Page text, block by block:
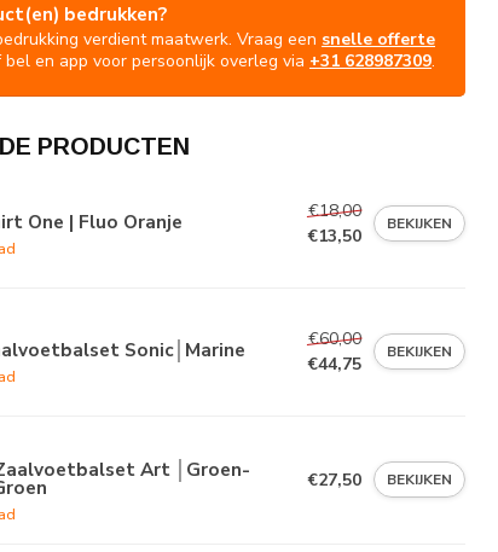
bedrukken?
verdient maatwerk. Vraag een snelle offerte
bel en app voor persoonlijk overleg via +31 628987309.
PRODUCTEN
One | Fluo Oranje
€18,00
€13,50
BEKIJKEN
Sonic│Marine
€60,00
€44,75
BEKIJKEN
Art │Groen- €27,50 BEKIJKEN